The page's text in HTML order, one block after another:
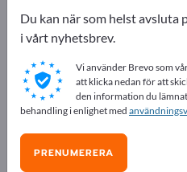
Annonsera gratis
Behov – Erbjudanden –
Affärskontakter >> börja här
Publicera ditt
produkter på
Bli leverantör nu och öka din
Du kan när som helst avsluta
i vårt nyhetsbrev.
Vi använder Brevo som
att klicka nedan för att
den information du
behandling i enlighet med
PRENUMERERA